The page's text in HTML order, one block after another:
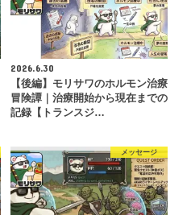
2026.6.30
【後編】モリサワのホルモン治療
冒険譚｜治療開始から現在までの
記録【トランスジ…
メッセージ